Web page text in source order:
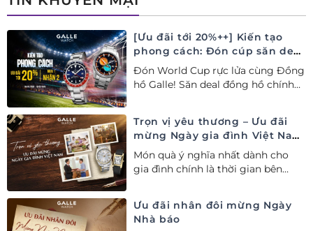
[Ưu đãi tới 20%++] Kiến tạo
phong cách: Đón cúp săn deal
– Siêu ưu đãi đồng hành cùng
World Cup
Đón World Cup rực lửa cùng Đồng
hồ Galle! Săn deal đồng hồ chính
Trọn vị yêu thương – Ưu đãi
mừng Ngày gia đình Việt Nam
28/06
Món quà ý nghĩa nhất dành cho
gia đình chính là thời gian bên
Gia đình Việt Nam.
Ưu đãi nhân đôi mừng Ngày
Nhà báo